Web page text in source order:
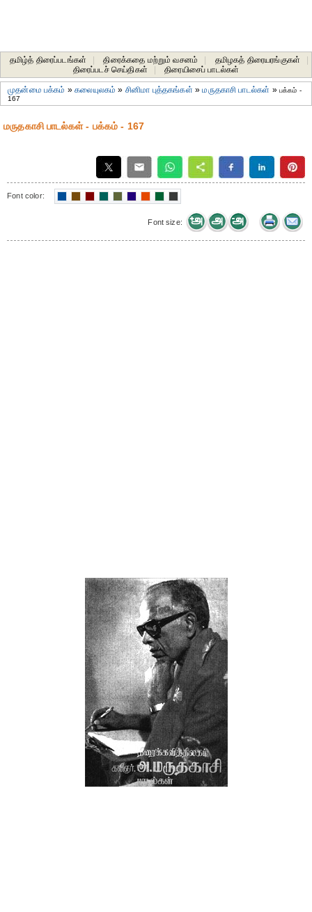
தமிழ்த் திரைப்படங்கள் திரைக்கதை மற்றும் வசனம் தமிழகத் திரையரங்குகள்
திரைப்படச் செய்திகள்
திரையிசைப் பாடல்கள்
முதன்மை பக்கம் »கலையுலகம் » சினிமா புத்தகங்கள் »மருதகாசி பாடல்கள் » பக்கம் -
167
மருதகாசி பாடல்கள் - பக்கம் - 167
Font color:
Font size: